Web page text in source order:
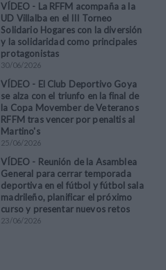
VÍDEO - La RFFM acompaña a la
UD Villalba en el III Torneo
Solidario Hogares con la diversión
y la solidaridad como principales
protagonistas
30/06/2026
VÍDEO - El Club Deportivo Goya
se alza con el triunfo en la final de
la Copa Movember de Veteranos
RFFM tras vencer por penaltis al
Martino's
25/06/2026
VÍDEO - Reunión de la Asamblea
General para cerrar temporada
deportiva en el fútbol y fútbol sala
madrileño, planificar el próximo
curso y presentar nuevos retos
23/06/2026